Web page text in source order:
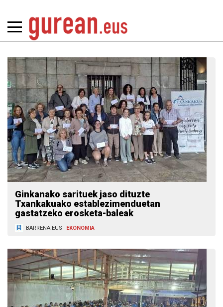
Ginkanako sarituek jaso dituzte
Txankakuako establezimenduetan
gastatzeko erosketa-baleak
BARRENA.EUS EKONOMIA